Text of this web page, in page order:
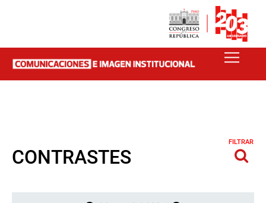
CONTRASTES
FILTRAR